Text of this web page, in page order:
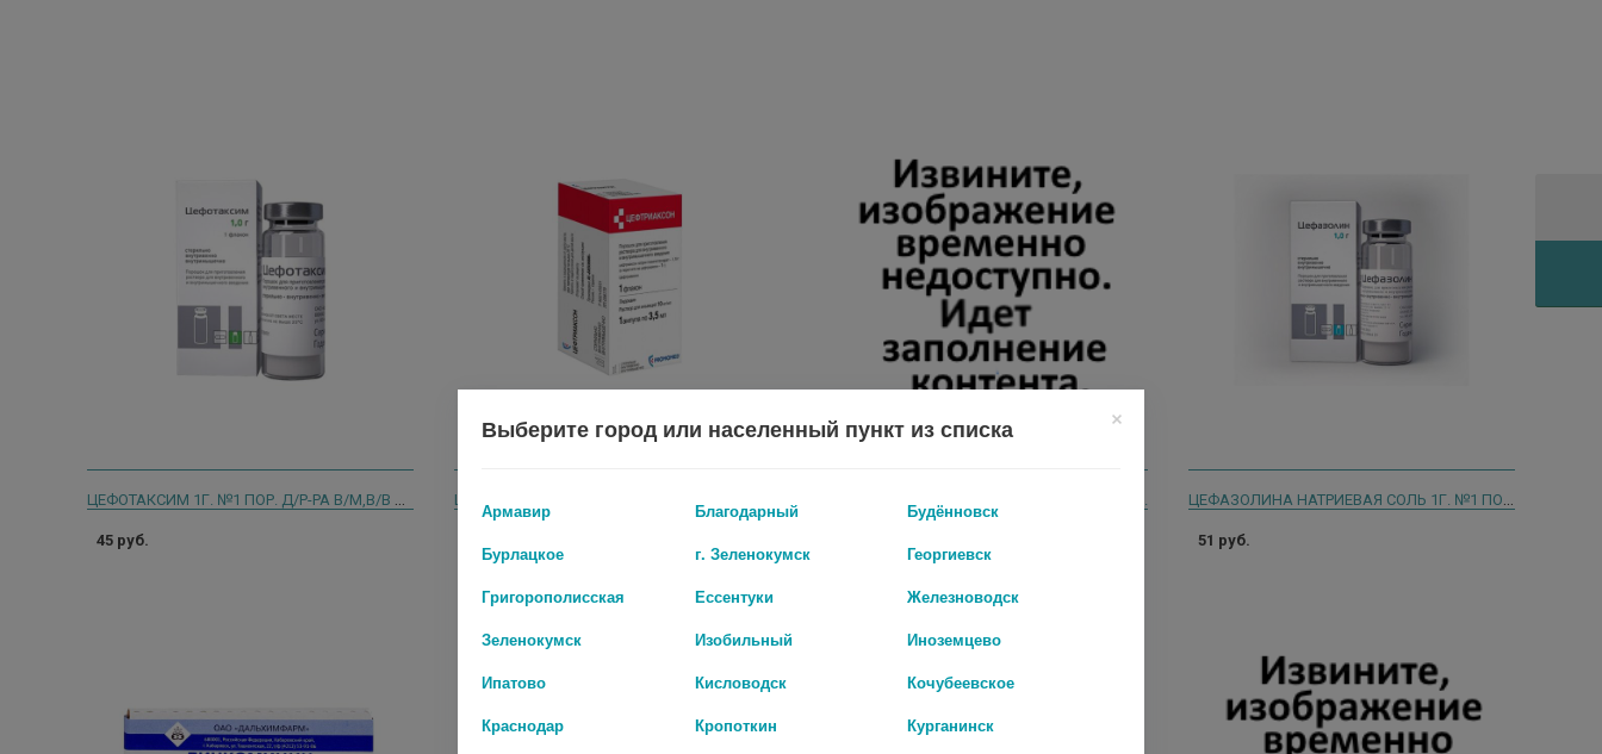
ЦЕФОТАКСИМ 1Г. №1 ПОР. Д/Р-РА В/М,В/В ФЛ. /КРАСФАРМА/ 7046
45 руб.
ЦЕФЕПИМ 1Г. №1 ПОР. Д/Р-РА Д/В/В, В/М ФЛ. ЦЕФАЗОЛИНА НАТРИЕВАЯ СОЛЬ 1Г. №1 ПОР. Д/Р-РА В/В,В/М ФЛ. /КРАСФАРМА/
51 руб.
Выберите город или населенный пункт из списка
Армавир Благодарный
Будённовск
Бурлацкое
г. Зеленокумск
Георгиевск
Григорополисская
Ессентуки
Железноводск
Зеленокумск
Изобильный
Иноземцево
Ипатово
Кисловодск
Кочубеевское
Краснодар
Кропоткин
Курганинск